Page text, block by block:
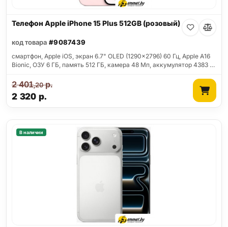
Телефон Apple iPhone 15 Plus 512GB (розовый)
код товара #9087439
смартфон, Apple iOS, экран 6.7" OLED (1290x2796) 60 Гц, Apple A16
Bionic, ОЗУ 6 ГБ, память 512 ГБ, камера 48 Мп, аккумулятор 4383 …
2 320 р.
2 401,20р.
В наличии